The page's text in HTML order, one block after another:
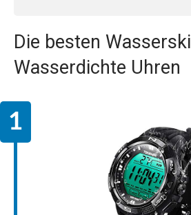
Die besten Wasserski
Wasserdichte Uhren